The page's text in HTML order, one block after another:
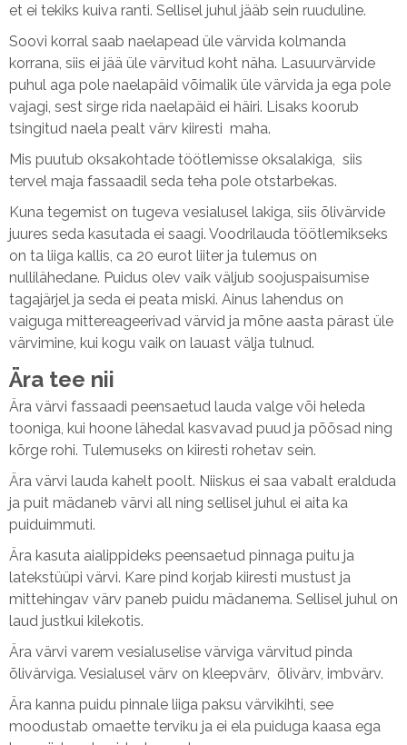
et ei tekiks kuiva ranti. Sellisel juhul jääb sein ruuduline.
Soovi korral saab naelapead üle värvida kolmanda
korrana, siis ei jää üle värvitud koht näha. Lasuurvärvide
puhul aga pole naelapäid võimalik üle värvida ja ega pole
vajagi, sest sirge rida naelapäid ei häiri. Lisaks koorub
tsingitud naela pealt värv kiiresti maha.
Mis puutub oksakohtade töötlemisse oksalakiga, siis
tervel maja fassaadil seda teha pole otstarbekas.
Kuna tegemist on tugeva vesialusel lakiga, siis õlivärvide
juures seda kasutada ei saagi. Voodrilauda töötlemikseks
on ta liiga kallis, ca 20 eurot liiter ja tulemus on
nullilähedane. Puidus olev vaik väljub soojuspaisumise
tagajärjel ja seda ei peata miski. Ainus lahendus on
vaiguga mittereageerivad värvid ja mõne aasta pärast üle
värvimine, kui kogu vaik on lauast välja tulnud.
Ära tee nii
Ära värvi fassaadi peensaetud lauda valge või heleda
tooniga, kui hoone lähedal kasvavad puud ja põõsad ning
kõrge rohi. Tulemuseks on kiiresti rohetav sein.
Ära värvi lauda kahelt poolt. Niiskus ei saa vabalt eralduda
ja puit mädaneb värvi all ning sellisel juhul ei aita ka
puiduimmuti.
Ära kasuta aialippideks peensaetud pinnaga puitu ja
latekstüüpi värvi. Kare pind korjab kiiresti mustust ja
mittehingav värv paneb puidu mädanema. Sellisel juhul on
laud justkui kilekotis.
Ära värvi varem vesialuselise värviga värvitud pinda
õlivärviga. Vesialusel värv on kleepvärv, õlivärv, imbvärv.
Ära kanna puidu pinnale liiga paksu värvikihti, see
moodustab omaette terviku ja ei ela puiduga kaasa ega